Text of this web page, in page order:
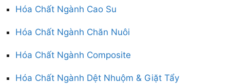
Hóa Chất Ngành Cao Su
Hóa Chất Ngành Chăn Nuôi
Hóa Chất Ngành Composite
Hóa Chất Ngành Dệt Nhuộm & Giặt Tẩy